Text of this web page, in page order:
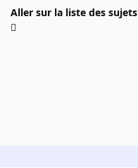
Aller sur la liste des sujets